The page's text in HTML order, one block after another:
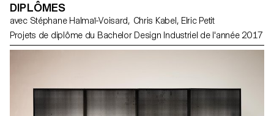
DIPLÔMES
avec Stéphane Halmaï-Voisard, Chris Kabel, Elric Petit
Projets de diplôme du Bachelor Design Industriel de l'année 2017